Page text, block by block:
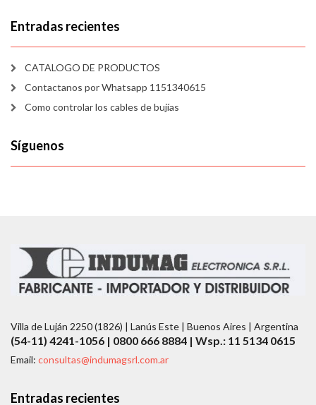
Entradas recientes
CATALOGO DE PRODUCTOS
Contactanos por Whatsapp 1151340615
Como controlar los cables de bujías
Síguenos
Villa de Luján 2250 (1826) | Lanús Este | Buenos Aires | Argentina
(54-11) 4241-1056 | 0800 666 8884 | Wsp.: 11 5134 0615
Email: consultas@indumagsrl.com.ar
Entradas recientes